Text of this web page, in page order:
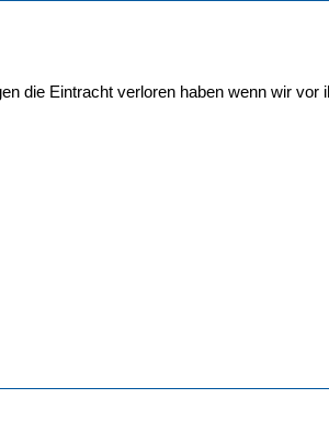
die Eintracht verloren haben wenn wir vor